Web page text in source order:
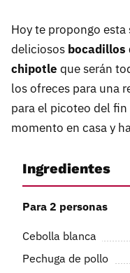
Hoy te propongo
deliciosos bocadillos
chipotle que serán
los ofreces para una
para el picoteo del
momento en casa y
Ingredientes
Para 2 personas
Cebolla blanca
Pechuga de pollo